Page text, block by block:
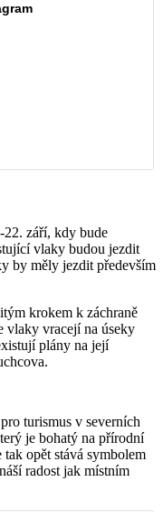
září, kdy bude
vlaky budou jezdit
by měly jezdit především
krokem k záchraně
vlaky vracejí na úseky
plány na její
turismus v severních
je bohatý na přírodní
opět stává symbolem
radost jak místním